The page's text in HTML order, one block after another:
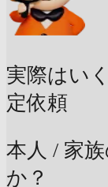
実際はい
定依頼
本人 / 家
か？